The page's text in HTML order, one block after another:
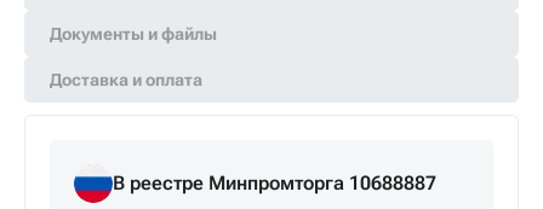
Документы и файлы
Доставка и оплата
В реестре Минпромторга 10688887